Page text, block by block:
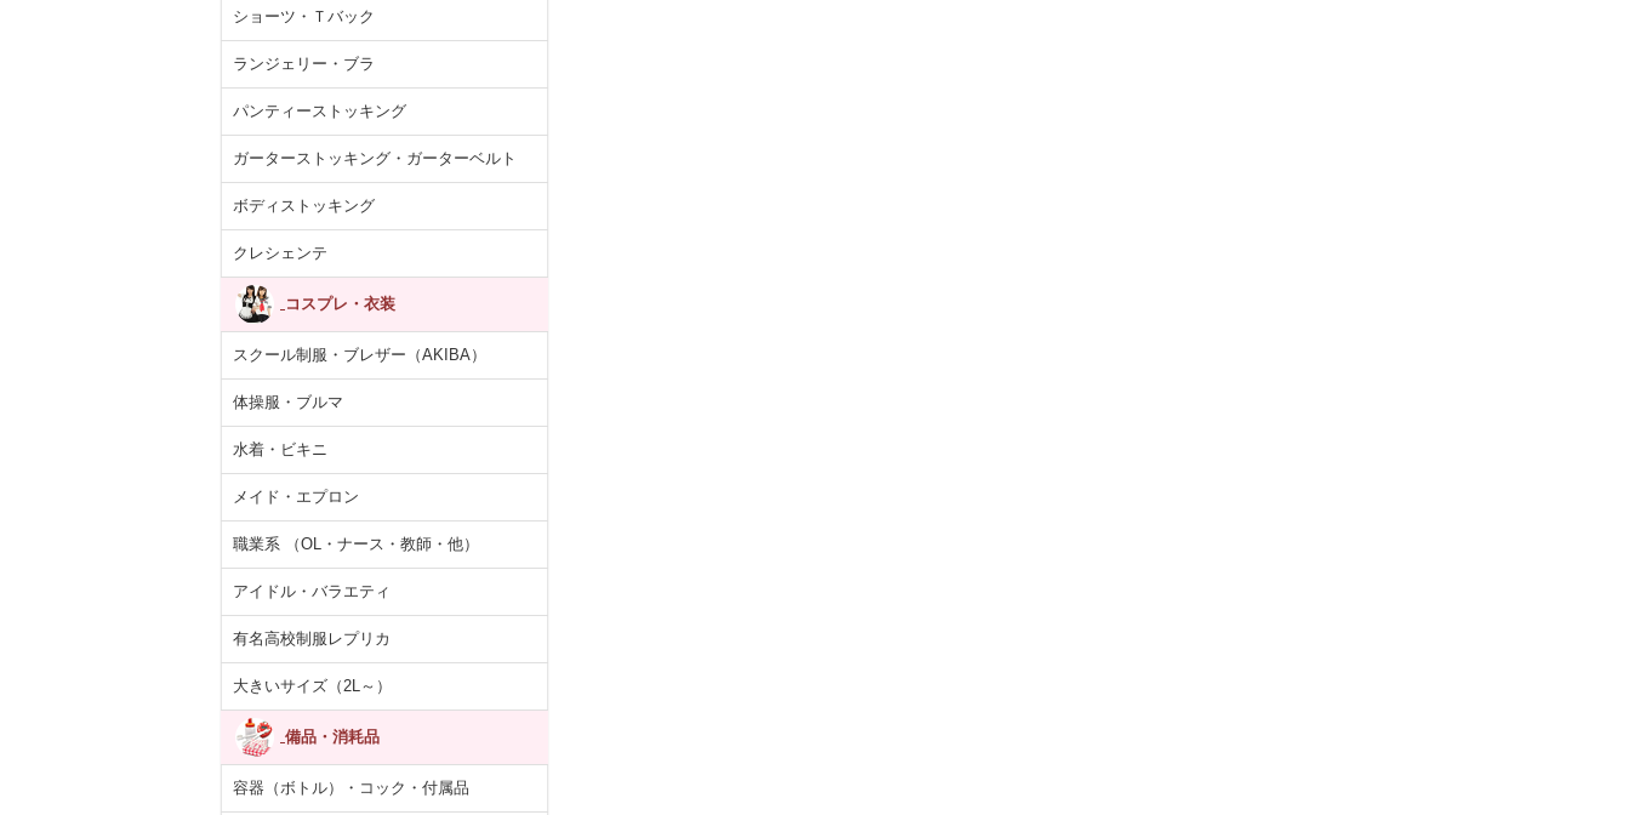
ショーツ・Ｔバック
ランジェリー・ブラ
パンティーストッキング
ガーターストッキング・ガーターベルト
ボディストッキング
クレシェンテ
コスプレ・衣装
スクール制服・ブレザー（AKIBA）
体操服・ブルマ
水着・ビキニ
メイド・エプロン
職業系 （OL・ナース・教師・他）
アイドル・バラエティ
有名高校制服レプリカ
大きいサイズ（2L～）
備品・消耗品
容器（ボトル）・コック・付属品